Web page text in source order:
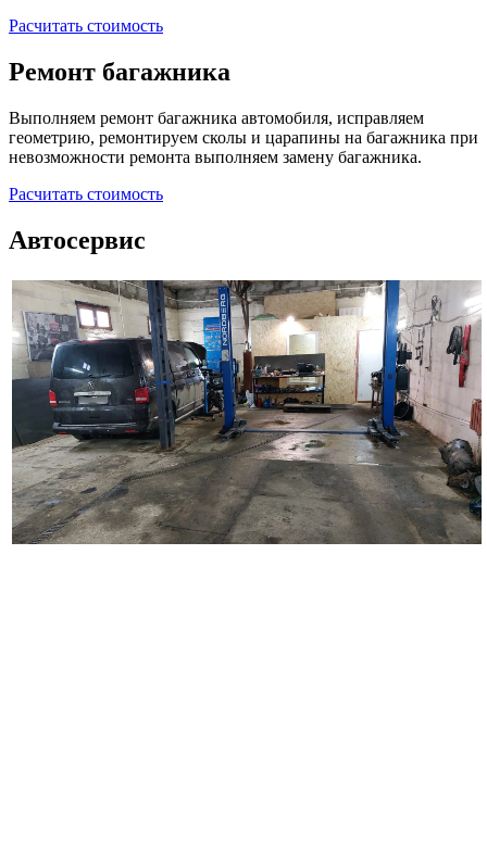
Расчитать стоимость
Ремонт багажника
Выполняем ремонт багажника автомобиля, исправляем
геометрию, ремонтируем сколы и царапины на багажника при
невозможности ремонта выполняем замену багажника.
Расчитать стоимость
Автосервис